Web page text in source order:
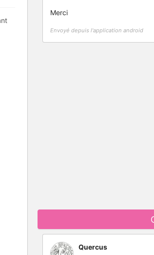
Merci
Envoyé depuis l'application android
Quercus